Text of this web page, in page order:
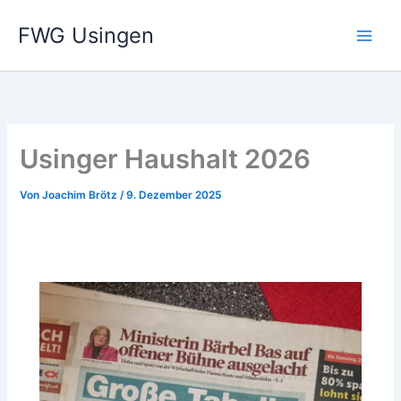
InhaltFWG Usingen
Usinger Haushalt 2026
VonJoachim Brötz/9. Dezember 2025